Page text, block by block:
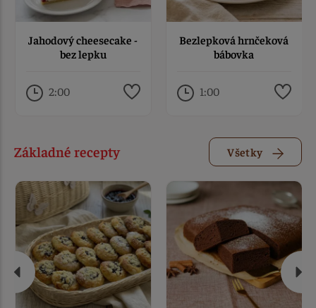
Jahodový cheesecake -
bez lepku
2:00
Bezlepková hrnčeková
bábovka
1:00
Základné recepty Všetky